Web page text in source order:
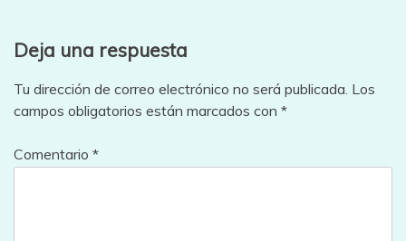
Deja una respuesta
Tu dirección de correo electrónico no será publicada. Los
campos obligatorios están marcados con *
Comentario *